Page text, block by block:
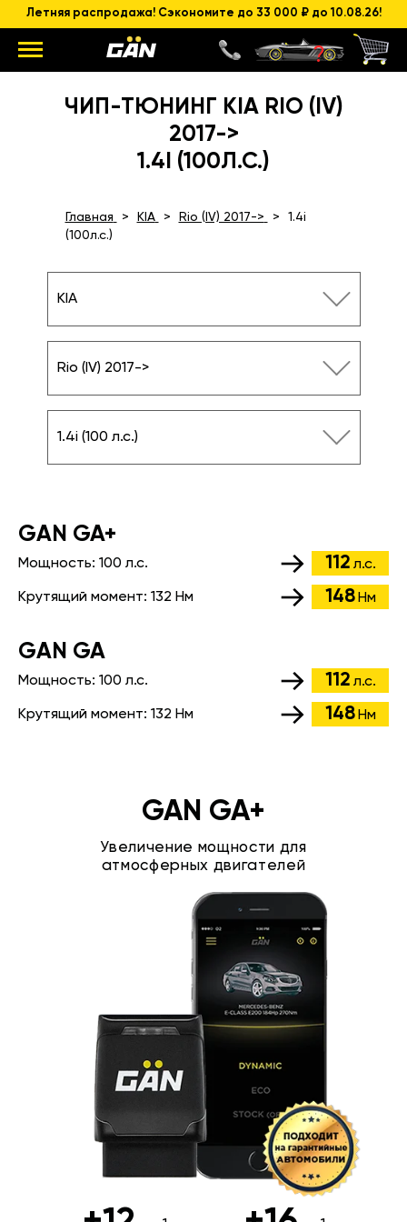
Летняя распродажа! Сэкономите до 33 000 ₽ до 10.08.26!
ЧИП-ТЮНИНГ KIA RIO (IV)
2017->
1.4I (100Л.С.)
Главная KIA Rio (IV) 2017->
1.4i
(100л.с.)
KIA
Rio (IV) 2017->
1.4i (100 л.с.)
GАN GA+
Мощность: 100 л.с. 112 л.с.
Крутящий момент: 132 Нм 148 Нм
GАN GA
Мощность: 100 л.с. 112 л.с.
Крутящий момент: 132 Нм 148 Нм
GAN GA+
Увеличение мощности для
атмосферных двигателей